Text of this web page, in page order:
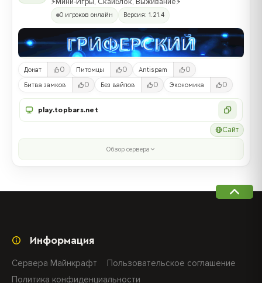
0 игроков онлайн Версия: 1.21.4
Донат 0 Питомцы 0 Antispam 0
Битва замков 0 Без вайпов 0 Экономика 0
play.topbars.net
Сайт
Обзор сервера
Информация
Сервера Майнкрафт
Пользовательское соглашение
Политика конфиденциальности